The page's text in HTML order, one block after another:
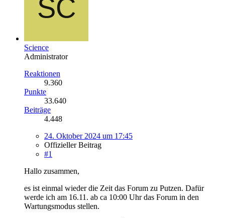
Science
Administrator
Reaktionen
9.360
Punkte
33.640
Beiträge
4.448
24. Oktober 2024 um 17:45
Offizieller Beitrag
#1
Hallo zusammen,
es ist einmal wieder die Zeit das Forum zu Putzen. Dafür
werde ich am 16.11. ab ca 10:00 Uhr das Forum in den
Wartungsmodus stellen.